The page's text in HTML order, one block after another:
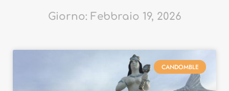
Giorno: Febbraio 19, 2026
CANDOMBLE